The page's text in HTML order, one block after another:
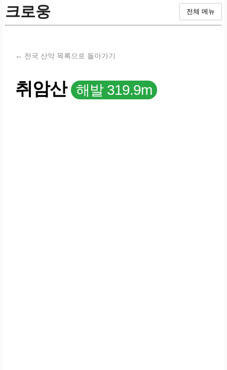
크로웅 전체 메뉴
← 전국 산악 목록으로 돌아가기
취암산 해발 319.9m